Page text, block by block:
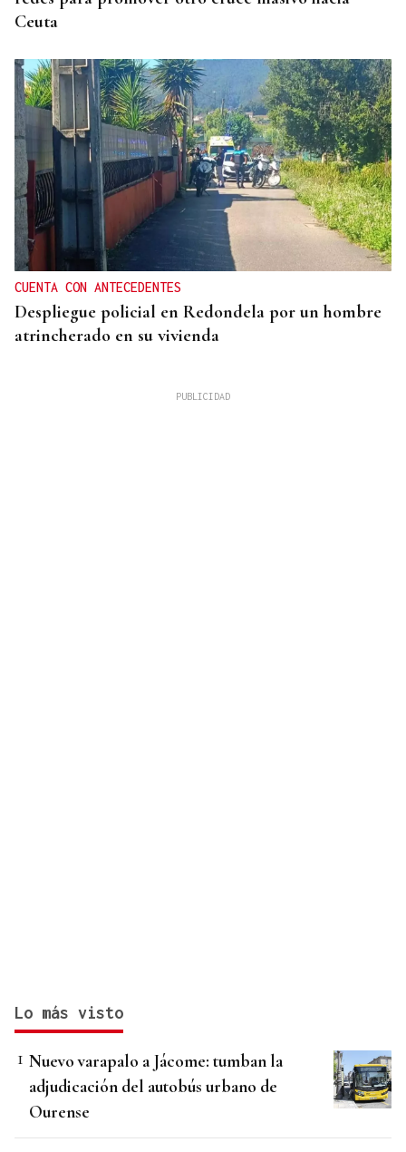
Ceuta
CUENTA CON ANTECEDENTES
Despliegue policial en Redondela por un hombre
atrincherado en su vivienda
Lo más visto
Nuevo varapalo a Jácome: tumban la
adjudicación del autobús urbano de
Ourense